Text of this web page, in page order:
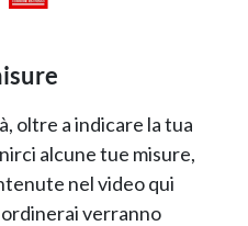
oltre a indicare la tua
alcune tue misure,
nel video qui
verranno